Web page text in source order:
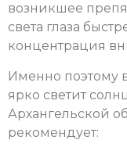
возникшее
света глаза
концентрация
Именно поэтому
ярко светит
Архангельской
рекомендует: